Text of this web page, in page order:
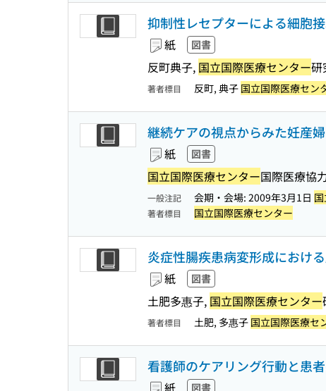
抑制性レセプターによる細胞
紙 図書
反町典子, 国立国際医療センター研
著者標目 反町, 典子 国立国際医療セン
継続ケアの視点からみた妊産
紙 図書
国立国際医療センター国際医療協
一般注記 会期・会場: 2009年3月1日
著者標目 国立国際医療センター
炎症性腸疾患病変形成におけ
紙 図書
土肥多惠子, 国立国際医療センター
著者標目 土肥, 多惠子 国立国際医療セ
看護師のケアリング行動と患
紙 図書